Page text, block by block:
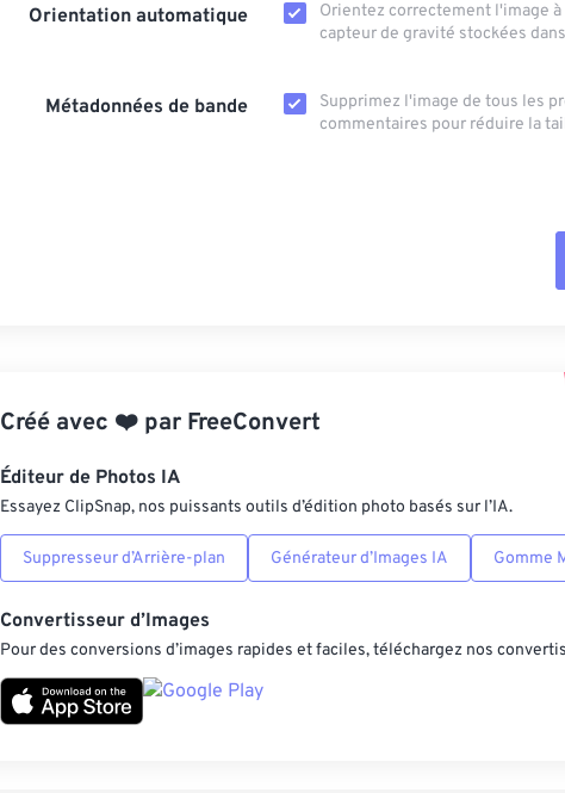
Orientation automatique
Orientez correctement l'image
capteur de gravité stockées dans
Métadonnées de bande
Supprimez l'image de tous les
commentaires pour réduire la
Créé avec ❤️ par FreeConvert
Éditeur de Photos IA
Essayez ClipSnap, nos puissants outils d’édition photo basés sur l’IA.
Suppresseur d’Arrière-plan Générateur d’Images IA Gomme
Convertisseur d’Images
Pour des conversions d’images rapides et faciles, téléchargez nos